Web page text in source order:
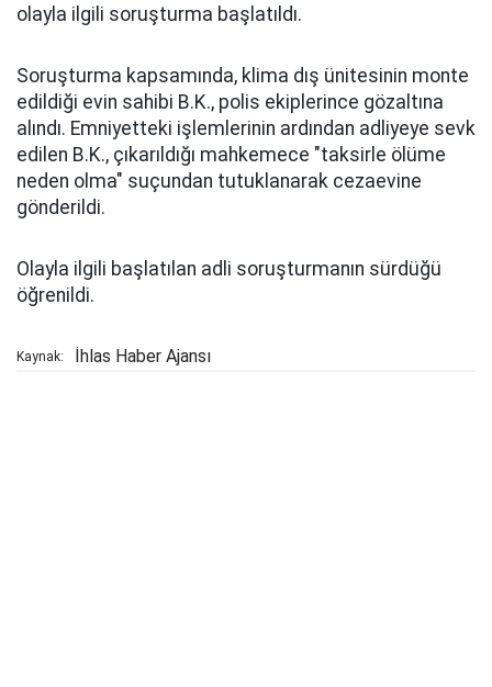
olayla ilgili soruşturma başlatıldı.
Soruşturma kapsamında, klima dış ünitesinin monte
edildiği evin sahibi B.K., polis ekiplerince gözaltına
alındı. Emniyetteki işlemlerinin ardından adliyeye sevk
edilen B.K., çıkarıldığı mahkemece "taksirle ölüme
neden olma" suçundan tutuklanarak cezaevine
gönderildi.
Olayla ilgili başlatılan adli soruşturmanın sürdüğü
öğrenildi.
Kaynak: İhlas Haber Ajansı